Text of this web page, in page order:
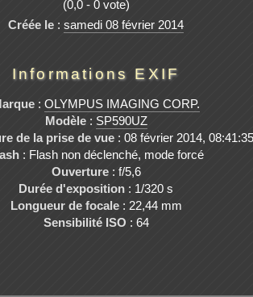
(0,0 - 0 vote)
Créée le : samedi 08 février 2014
Informations EXIF
: OLYMPUS IMAGING CORP.
Modèle: SP590UZ
de la prise de vue : 08 février 2014, 08:41:35
: Flash non déclenché, mode forcé
Ouverture: f/5,6
Durée d'exposition : 1/320 s
Longueur de focale: 22,44 mm
Sensibilité ISO : 64